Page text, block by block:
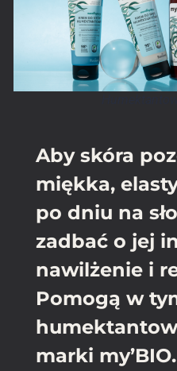
Aby skóra
miękka,
po dniu na
zadbać o jej
nawilżenie i
Pomogą w
marki